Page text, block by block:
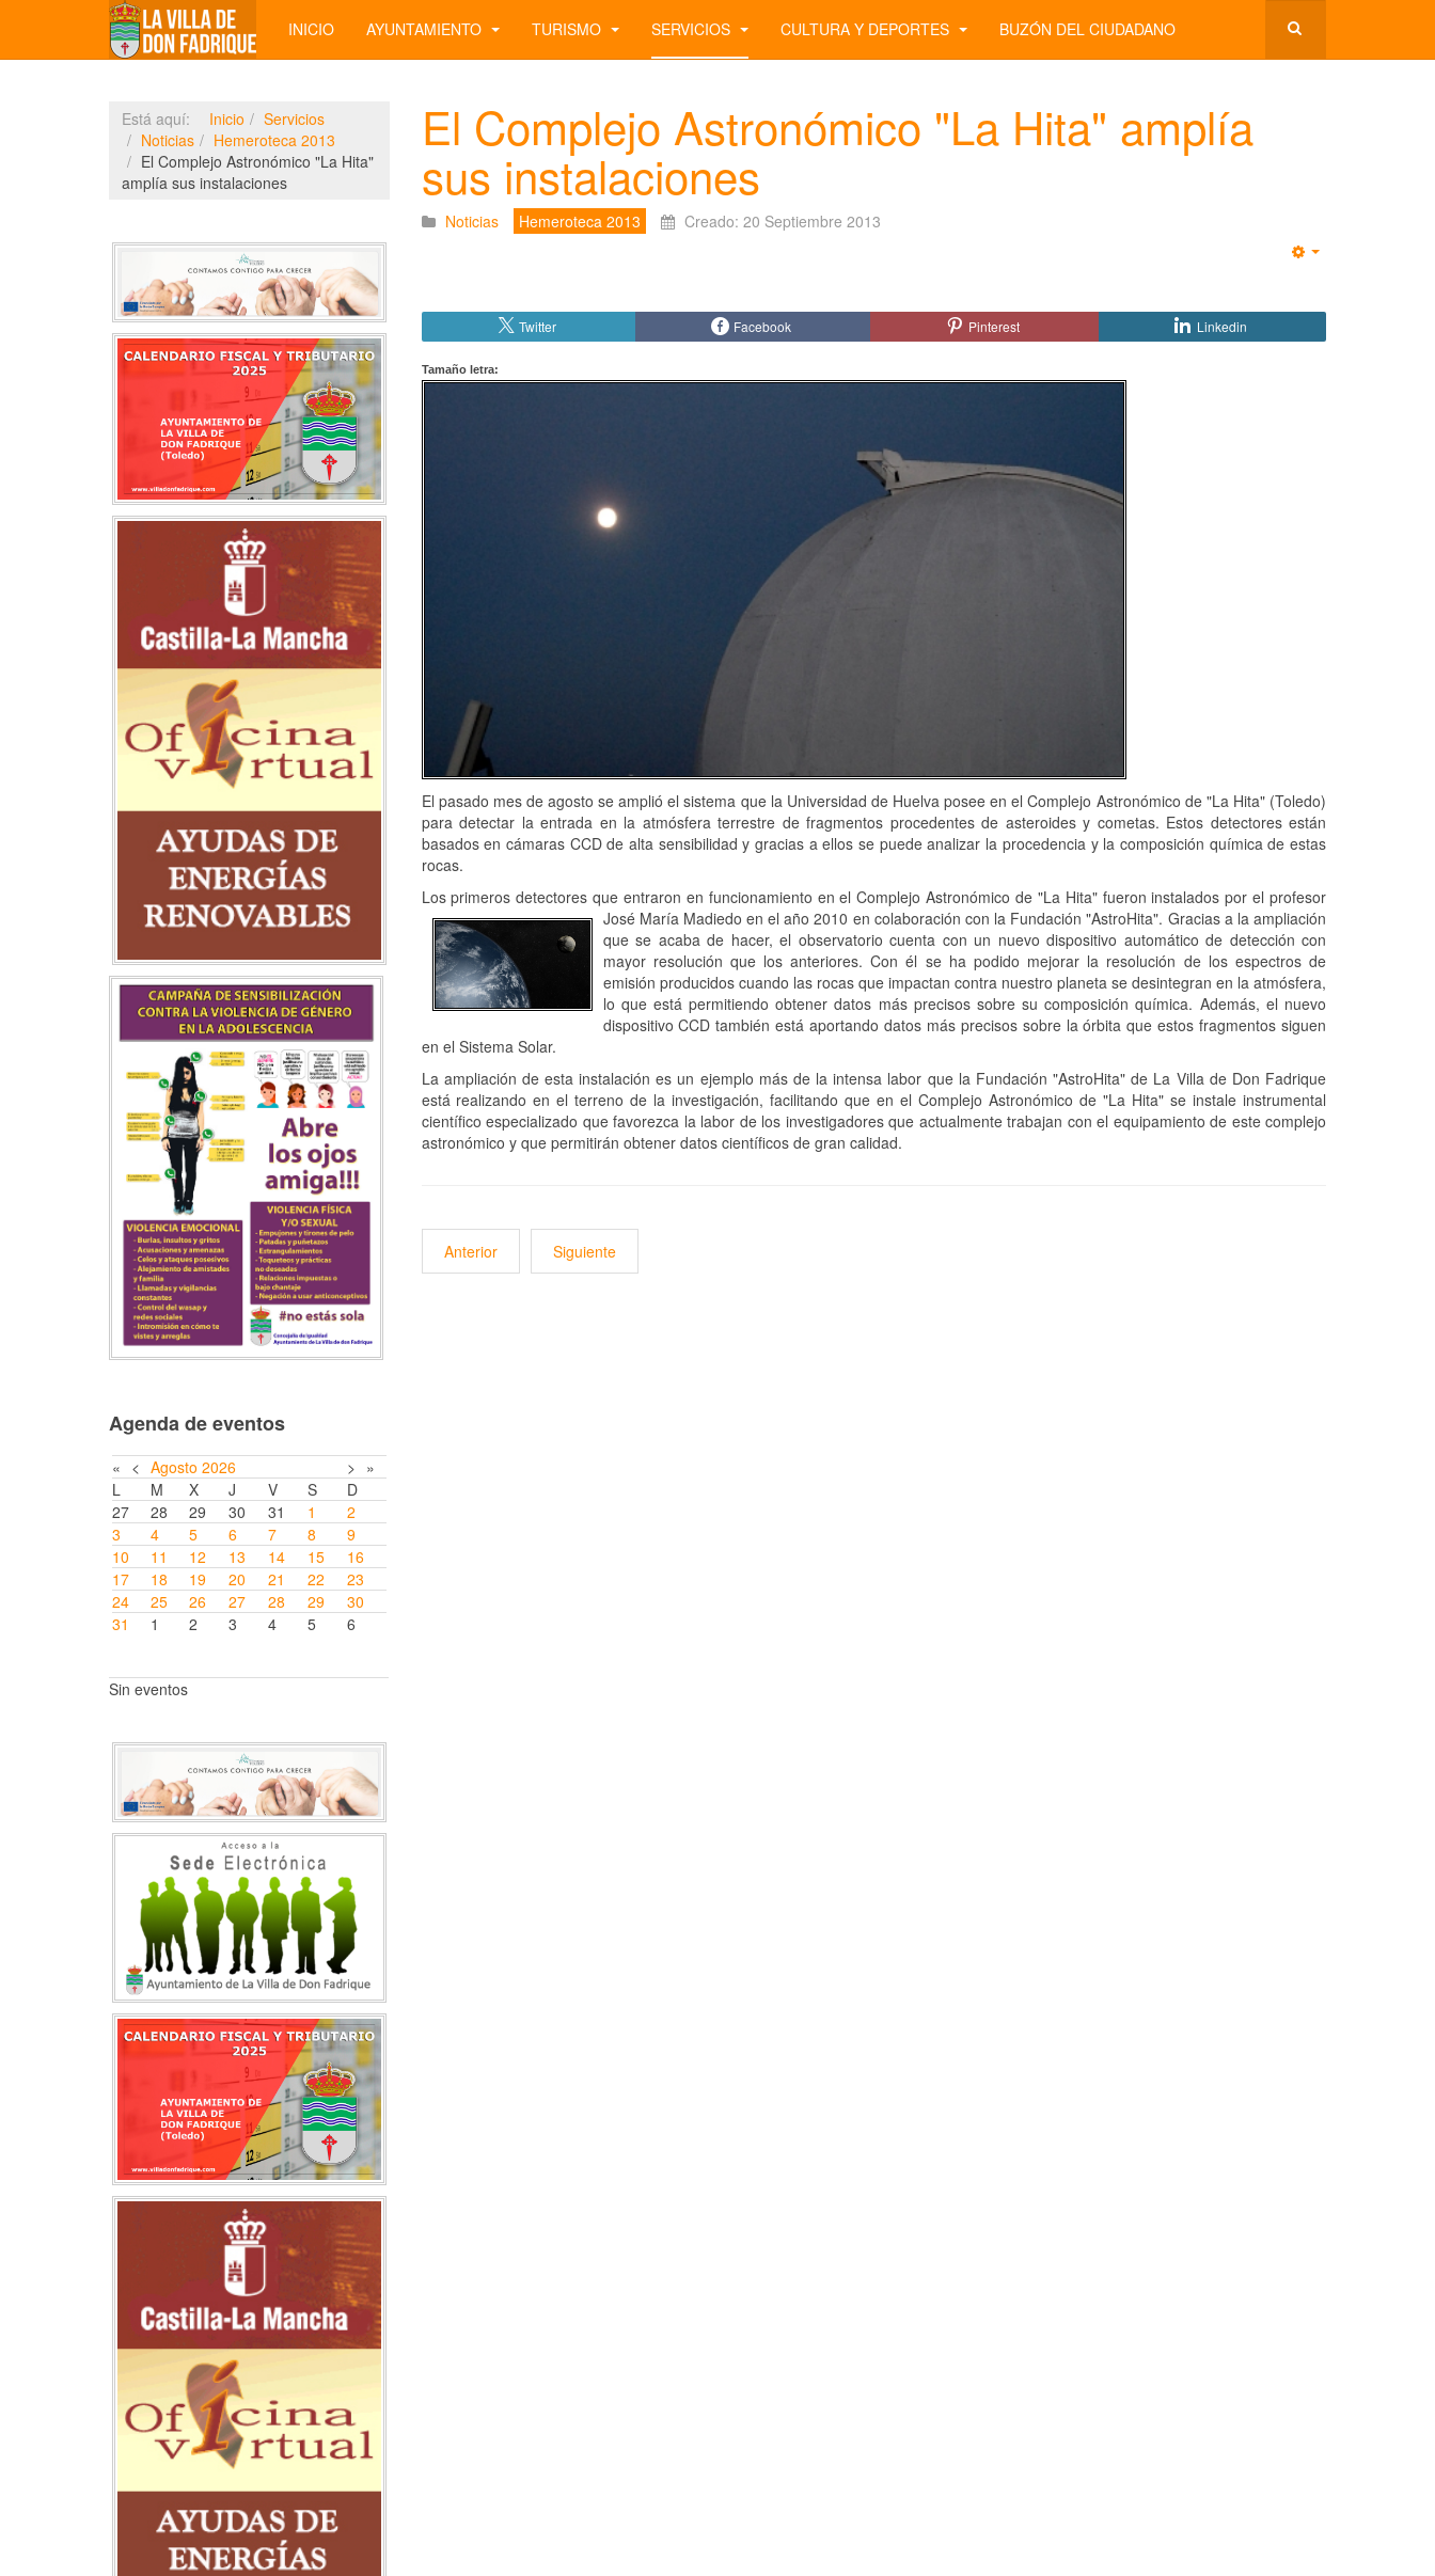
INICIO AYUNTAMIENTO TURISMO SERVICIOS CULTURA Y DEPORTES BUZÓN DEL CIUDADANO
El Complejo Astronómico "La Hita" amplía
sus instalaciones
Noticias Hemeroteca 2013 Creado: 20 Septiembre 2013
Twitter Facebook Pinterest Linkedin
Tamaño letra:
El pasado mes de agosto se amplió el sistema que la Universidad de Huelva posee en el Complejo Astronómico de "La Hita" (Toledo)
para detectar la entrada en la atmósfera terrestre de fragmentos procedentes de asteroides y cometas. Estos detectores están
basados en cámaras CCD de alta sensibilidad y gracias a ellos se puede analizar la procedencia y la composición química de estas
rocas.
Los primeros detectores que entraron en funcionamiento en el Complejo Astronómico de "La Hita" fueron instalados por el profesor
José María Madiedo en el año 2010 en colaboración con la Fundación "AstroHita". Gracias a la ampliación
que se acaba de hacer, el observatorio cuenta con un nuevo dispositivo automático de detección con
mayor resolución que los anteriores. Con él se ha podido mejorar la resolución de los espectros de
emisión producidos cuando las rocas que impactan contra nuestro planeta se desintegran en la atmósfera,
lo que está permitiendo obtener datos más precisos sobre su composición química. Además, el nuevo
dispositivo CCD también está aportando datos más precisos sobre la órbita que estos fragmentos siguen
en el Sistema Solar.
La ampliación de esta instalación es un ejemplo más de la intensa labor que la Fundación "AstroHita" de La Villa de Don Fadrique
está realizando en el terreno de la investigación, facilitando que en el Complejo Astronómico de "La Hita" se instale instrumental
científico especializado que favorezca la labor de los investigadores que actualmente trabajan con el equipamiento de este complejo
astronómico y que permitirán obtener datos científicos de gran calidad.
Anterior Siguiente
Está aquí: Inicio
Servicios
Noticias
Hemeroteca 2013
El Complejo Astronómico "La Hita"
amplía sus instalaciones
Agenda de eventos
« < Agosto 2026 > »
L
M X J V S
D
27
28 29 30 31 1
2
3
4 5 6 7 8
9
10
11 12 13 14 15
16
17
18 19 20 21 22
23
24
25 26 27 28 29
30
31
1 2 3 4 5 6
Sin eventos